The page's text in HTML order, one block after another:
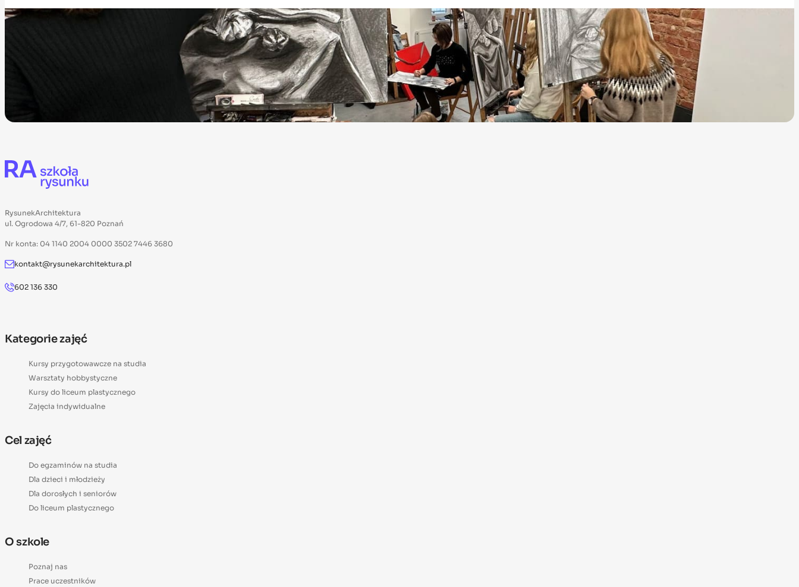
RysunekArchitektura
ul. Ogrodowa 4/7, 61-820 Poznań
Nr konta: 04 1140 2004 0000 3502 7446 3680
kontakt@rysunekarchitektura.pl
602 136 330
Kategorie zajęć
Kursy przygotowawcze na studia
Warsztaty hobbystyczne
Kursy do liceum plastycznego
Zajęcia indywidualne
Cel zajęć
Do egzaminów na studia
Dla dzieci i młodzieży
Dla dorosłych i seniorów
Do liceum plastycznego
O szkole
Poznaj nas
Prace uczestników